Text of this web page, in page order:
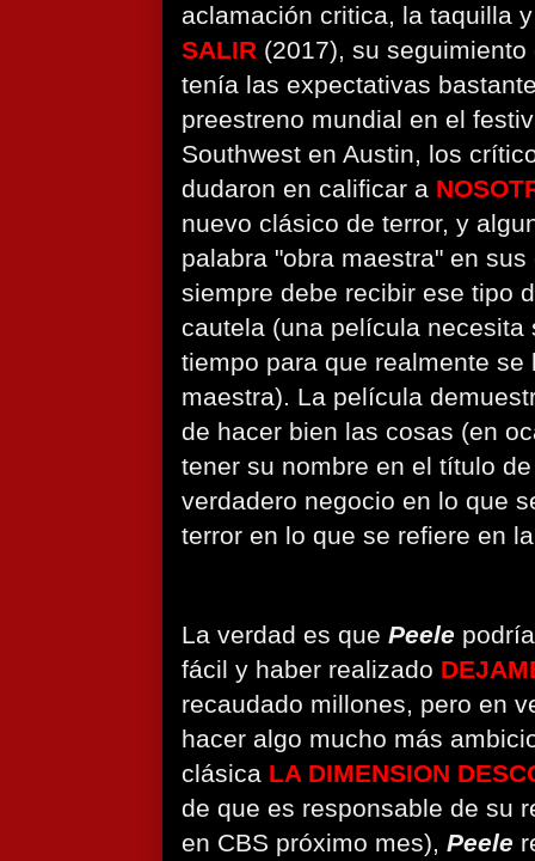
aclamación critica, la taquilla
SALIR (2017), su
tenía las expectativas
preestreno mundial en el
Southwest en Austin, los
dudaron en calificar a
nuevo clásico de terror, y
palabra "obra maestra" en
siempre debe recibir ese tipo
cautela (una película
tiempo para que realmente se
maestra). La película
de hacer bien las cosas (en
tener su nombre en el título
verdadero negocio en lo que
terror en lo que se refiere en
La verdad es que Peele
fácil y haber realizado
recaudado millones, pero en
hacer algo mucho más
clásica LA DIMENSION
de que es responsable de su
en CBS próximo mes), Peele